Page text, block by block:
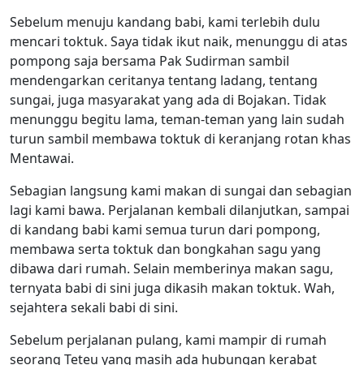
Sebelum menuju kandang babi, kami terlebih dulu
mencari toktuk. Saya tidak ikut naik, menunggu di atas
pompong saja bersama Pak Sudirman sambil
mendengarkan ceritanya tentang ladang, tentang
sungai, juga masyarakat yang ada di Bojakan. Tidak
menunggu begitu lama, teman-teman yang lain sudah
turun sambil membawa toktuk di keranjang rotan khas
Mentawai.
Sebagian langsung kami makan di sungai dan sebagian
lagi kami bawa. Perjalanan kembali dilanjutkan, sampai
di kandang babi kami semua turun dari pompong,
membawa serta toktuk dan bongkahan sagu yang
dibawa dari rumah. Selain memberinya makan sagu,
ternyata babi di sini juga dikasih makan toktuk. Wah,
sejahtera sekali babi di sini.
Sebelum perjalanan pulang, kami mampir di rumah
seorang Teteu yang masih ada hubungan kerabat